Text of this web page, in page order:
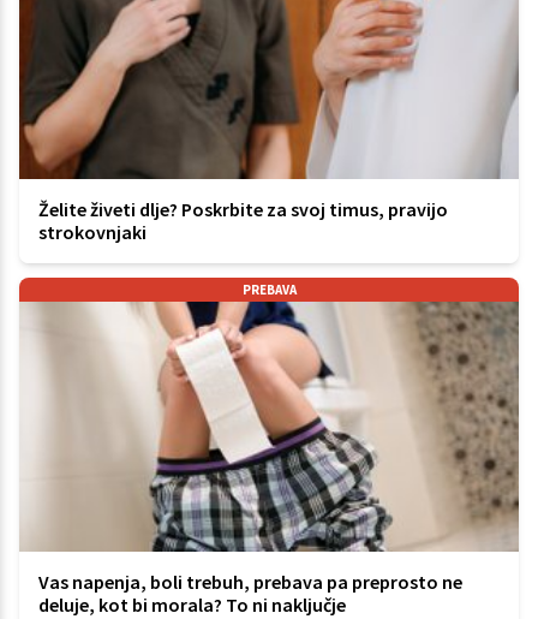
Želite živeti dlje? Poskrbite za svoj timus, pravijo
strokovnjaki
PREBAVA
Vas napenja, boli trebuh, prebava pa preprosto ne
deluje, kot bi morala? To ni naključje